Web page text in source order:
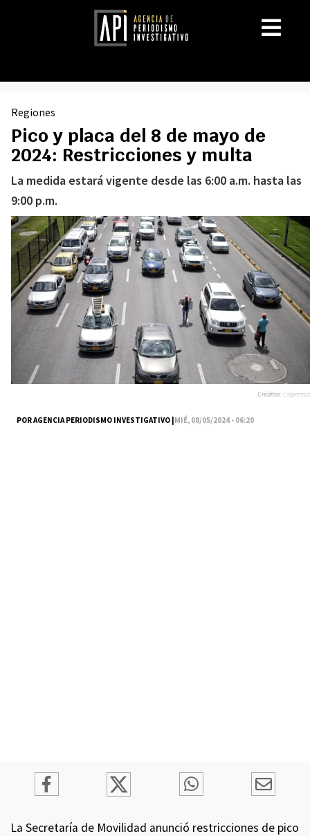
Regiones
Pico y placa del 8 de mayo de
2024: Restricciones y multa
La medida estará vigente desde las 6:00 a.m. hasta las
9:00 p.m.
POR AGENCIA PERIODISMO INVESTIGATIVO |MIÉ, 08/05/2024 - 06:20
Créditos:Colprensa
La Secretaría de Movilidad anunció restricciones de pico